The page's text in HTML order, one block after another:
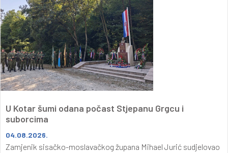
U Kotar šumi odana počast Stjepanu Grgcu i
suborcima
04.08.2026.
Zamjenik sisačko-moslavačkog župana Mihael Jurić sudjelovao